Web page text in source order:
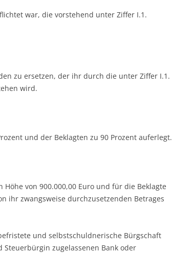
war, die vorstehend unter Ziffer I.1.
zu ersetzen, der ihr durch die unter Ziffer I.1.
wird.
und der Beklagten zu 90 Prozent auferlegt.
von 900.000,00 Euro und für die Beklagte
ihr zwangsweise durchzusetzenden Betrages
und selbstschuldnerische Bürgschaft
zugelassenen Bank oder